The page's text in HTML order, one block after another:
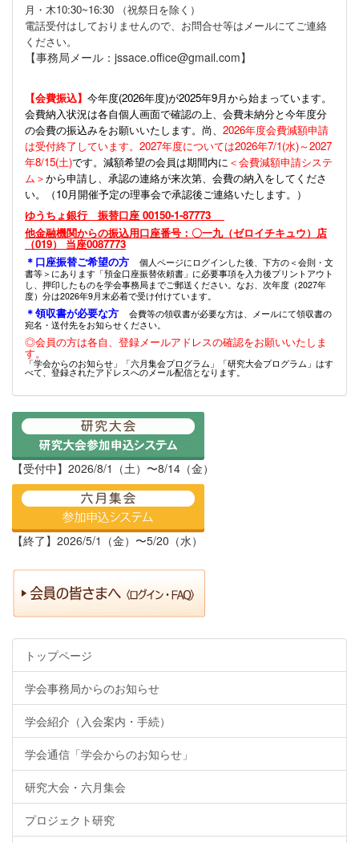
月・木10:30~16:30 （祝祭日を除く）
電話受付はしておりませんので、お問合せ等はメールにてご連絡
ください。
【事務局メール：jssace.office@gmail.com】
【会費振込】 今年度(2026年度)が2025年9月から始まっています。
会費納入状況は各自個人画面で確認の上、会費未納分と今年度分
の会費の振込みをお願いいたします。尚、 2026年度会費減額申請
は受付終了しています。2027年度については2026年7/1(水)～2027
年8/15(土)です。減額希望の会員は期間内に ＜会費減額申請システ
ム＞から申請し、承認の連絡が来次第、会費の納入をしてくださ
い。（10月開催予定の理事会で承認後ご連絡いたします。）
ゆうちょ銀行 振替口座 00150-1-87773
他金融機関からの振込用口座番号：〇一九（ゼロイチキュウ）店
（019） 当座0087773
＊口座振替ご希望の方
個人ページにログインした後、下方の＜会則・文
書等＞にあります「預金口座振替依頼書」に必要事項を入力後プリントアウト
し、押印したものを学会事務局までご郵送ください。なお、次年度（2027年
度）分は2026年9月末必着で受け付けています。
＊領収書が必要な方
会費等の領収書が必要な方は、メールにて領収書の
宛名・送付先をお知らせください。
◎会員の方は各自、登録メールアドレスの確認をお願いいたしま
す。
「学会からのお知らせ」「六月集会プログラム」「研究大会プログラム」はす
べて、登録されたアドレスへのメール配信となります。
【受付中】2026/8/1（土）〜8/14（金）
【終了】2026/5/1（金）〜5/20（水）
トップページ
学会事務局からのお知らせ
学会紹介（入会案内・手続）
学会通信「学会からのお知らせ」
研究大会・六月集会
プロジェクト研究